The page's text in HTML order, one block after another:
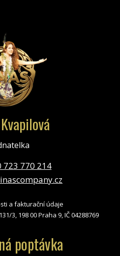
723 770 214
a fakturační údaje
3, 198 00 Praha 9, IČ 04288769
poptávka